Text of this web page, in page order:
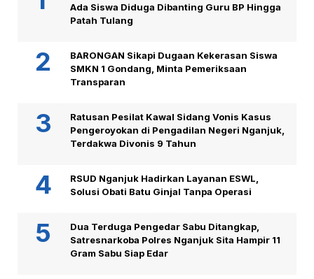
Ada Siswa Diduga Dibanting Guru BP Hingga
Patah Tulang
BARONGAN Sikapi Dugaan Kekerasan Siswa
SMKN 1 Gondang, Minta Pemeriksaan
Transparan
Ratusan Pesilat Kawal Sidang Vonis Kasus
Pengeroyokan di Pengadilan Negeri Nganjuk,
Terdakwa Divonis 9 Tahun
RSUD Nganjuk Hadirkan Layanan ESWL,
Solusi Obati Batu Ginjal Tanpa Operasi
Dua Terduga Pengedar Sabu Ditangkap,
Satresnarkoba Polres Nganjuk Sita Hampir 11
Gram Sabu Siap Edar